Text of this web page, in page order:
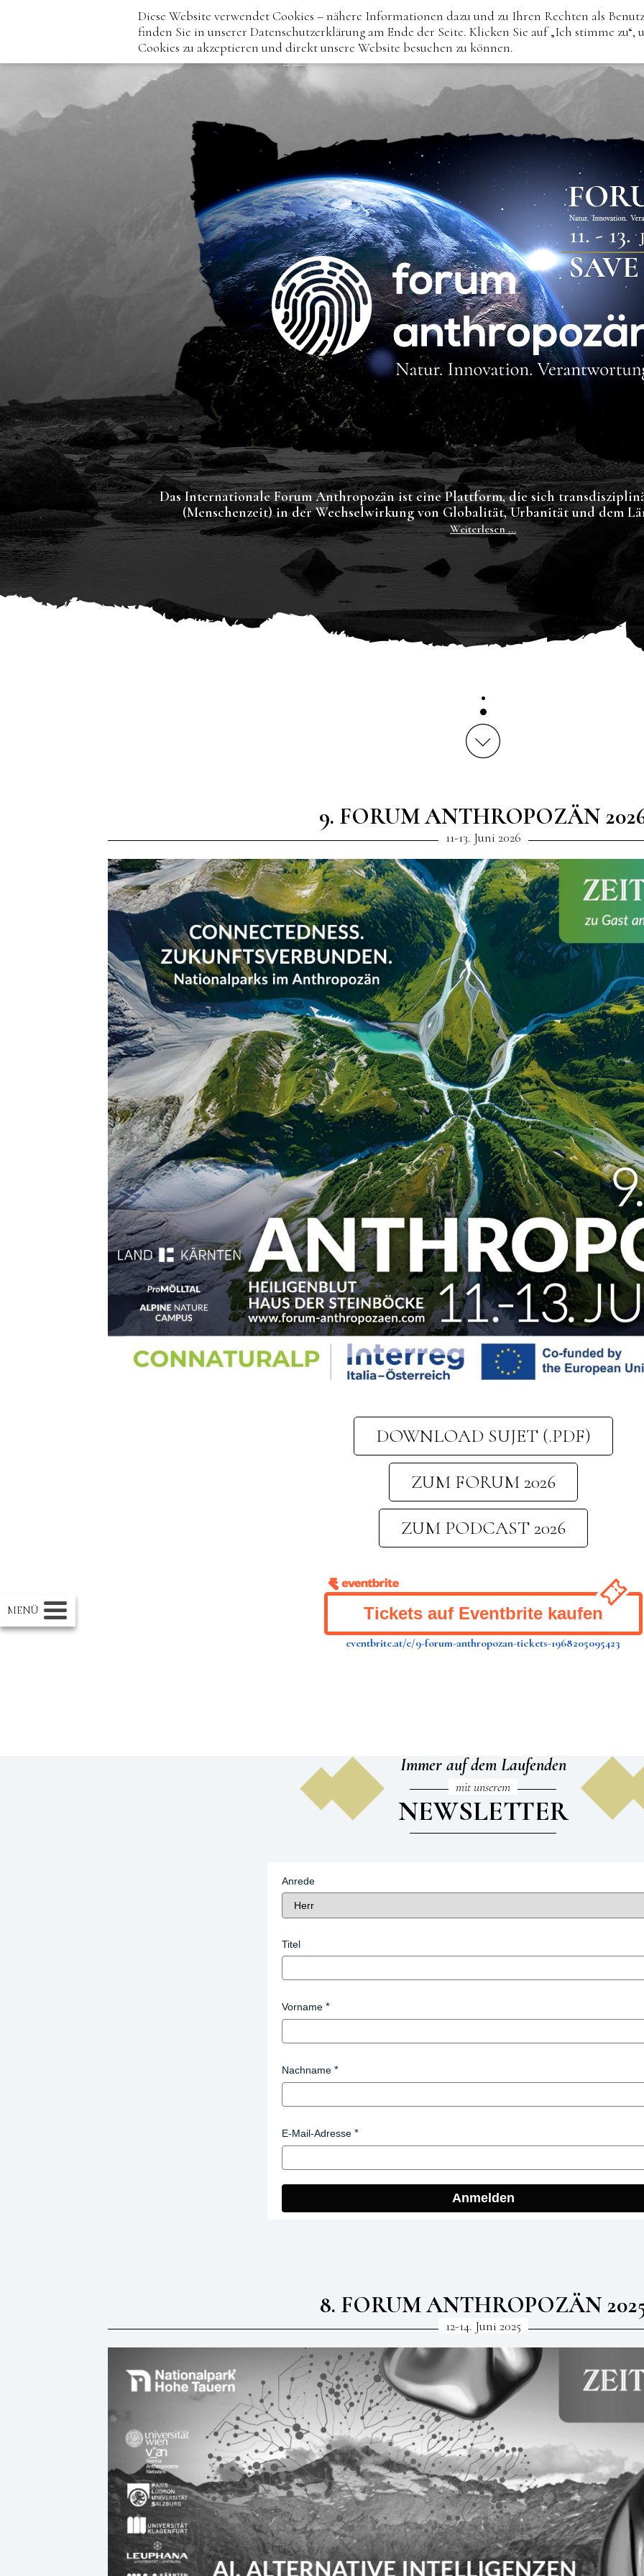
MENÜ
Das Internationale Forum Anthropozän ist eine Plattform, die sich
(Menschenzeit) in der Wechselwirkung von Globalität, Urbanität und dem
Weiterlesen ...
9. FORUM ANTHROPOZÄN
11-13. Juni 2026
DOWNLOAD SUJET (.PDF)
ZUM FORUM 2026
ZUM PODCAST 2026
Tickets auf Eventbrite kaufen
eventbrite.at/e/9-forum-anthropozan-tickets-1968205095423
Immer auf dem Laufenden
mit unserem
NEWSLETTER
Anrede
Titel
Vorname
Nachname
E-Mail-Adresse
Anmelden
8. FORUM ANTHROPOZÄN
12-14. Juni 2025
Diese Website verwendet Cookies – nähere Informationen dazu und zu Ihren Rechten als
finden Sie in unserer Datenschutzerklärung am Ende der Seite. Klicken Sie auf „Ich stimme zu“,
Cookies zu akzeptieren und direkt unsere Website besuchen zu können.